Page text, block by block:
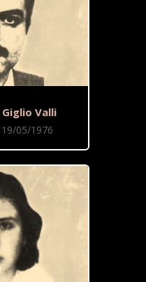
Valli
05/1976